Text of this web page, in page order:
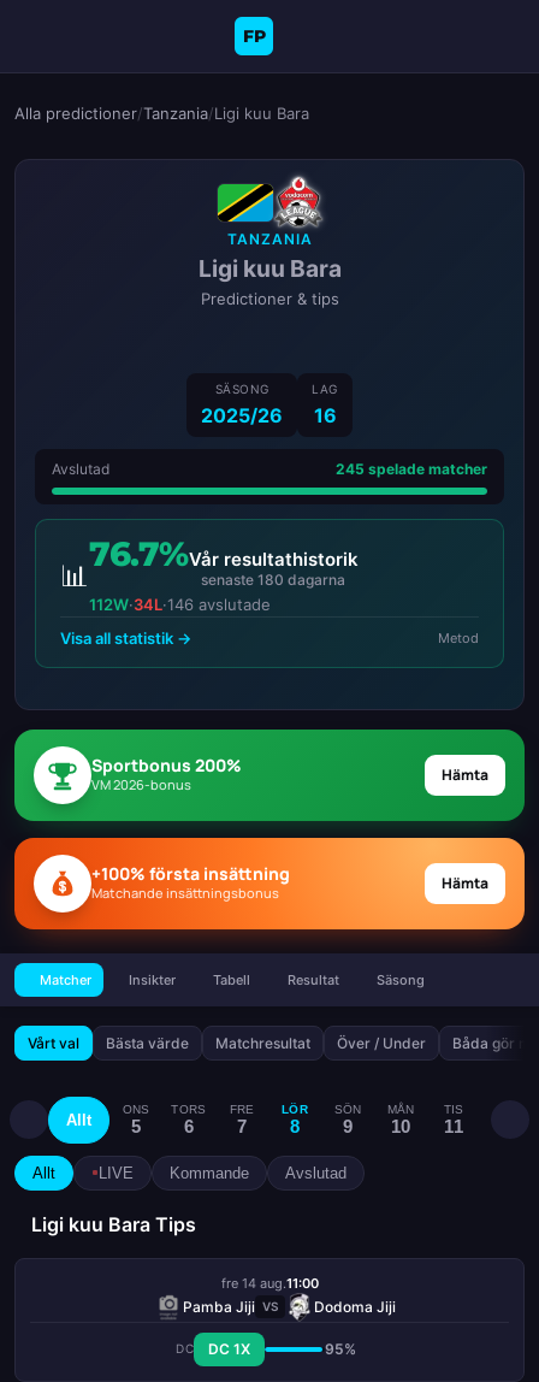
FP
Alla predictioner/Tanzania/Ligi kuu Bara
TANZANIA
Ligi kuu Bara
Predictioner & tips
SÄSONG
2025/26
LAG
16
Avslutad 245 spelade matcher
📊
76.7%Vår resultathistorik
senaste 180 dagarna
112W·34L·146 avslutade
Visa all statistik →
Metod
Sportbonus 200%
VM 2026-bonus Hämta
+100% första insättning
Matchande insättningsbonus Hämta
Matcher Insikter Tabell Resultat Säsong
Vårt val Bästa värde Matchresultat Över / Under Båda gör
Allt
ONS
5
TORS
6
FRE
7
LÖR
8
SÖN
9
MÅN
10
TIS
11
ONS
Allt LIVE Kommande Avslutad
Ligi kuu Bara Tips
fre 14 aug.11:00
Pamba Jiji VS Dodoma Jiji
DC DC 1X 95%